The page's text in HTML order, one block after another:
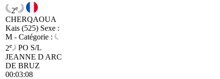
2e
CHERQAOUA
Kais (525) Sexe :
M - Catégorie :
2e PO S/L
JEANNE D ARC
DE BRUZ
00:03:08